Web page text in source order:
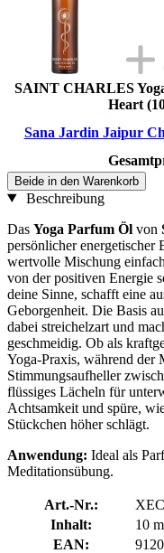
SAINT CHARLES
Heart
Sana Jardin Jaipur
Beide in den Warenkorb
Beschreibung
Das Yoga Parfum Öl von
persönlicher energetischer
wertvolle Mischung
von der positiven Energie
deine Sinne, schafft eine
Geborgenheit. Die Basis
dabei streichelzart und
geschmeidig. Ob als
Yoga-Praxis, während der
Stimmungsaufheller
flüssiges Lächeln für
Achtsamkeit und spüre,
Stückchen höher schlägt.
Anwendung: Ideal als
Meditationsübung.
Art.-Nr.:
Inhalt:
10
EAN: